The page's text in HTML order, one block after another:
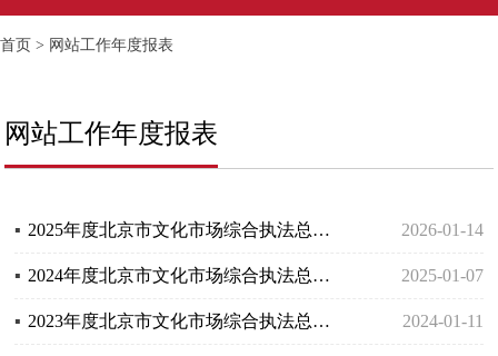
首页 > 网站工作年度报表
网站工作年度报表
▪ 2025年度北京市文化市场综合执法总队网站工作年度报表 2026-01-14
▪ 2024年度北京市文化市场综合执法总队网站工作年度报表 2025-01-07
▪ 2023年度北京市文化市场综合执法总队网站工作年度报表 2024-01-11